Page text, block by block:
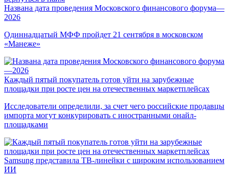
Названа дата проведения Московского финансового форума—
2026
Одиннадцатый МФФ пройдет 21 сентября в московском
«Манеже»
Каждый пятый покупатель готов уйти на зарубежные
площадки при росте цен на отечественных маркетплейсах
Исследователи определили, за счет чего российские продавцы
импорта могут конкурировать с иностранными онайл-
площадками
Samsung представила ТВ-линейки с широким использованием
ИИ